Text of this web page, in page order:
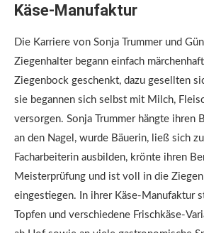
Käse-Manufaktur
Die Karriere von Sonja Trummer und
Ziegenhalter begann einfach
Ziegenbock geschenkt, dazu gesellten
sie begannen sich selbst mit Milch,
versorgen. Sonja Trummer hängte ihren
an den Nagel, wurde Bäuerin, ließ sich
Facharbeiterin ausbilden, krönte ihren
Meisterprüfung und ist voll in die
eingestiegen. In ihrer Käse-Manufaktur
Topfen und verschiedene Frischkäse-